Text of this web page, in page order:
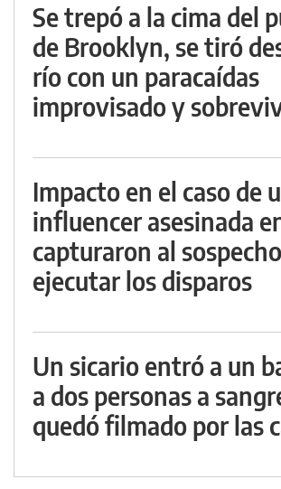
Se trepó a la cima del
de Brooklyn, se tiró
río con un paracaídas
improvisado y
Impacto en el caso de
influencer asesinada
capturaron al
ejecutar los disparos
Un sicario entró a un
a dos personas a
quedó filmado por las